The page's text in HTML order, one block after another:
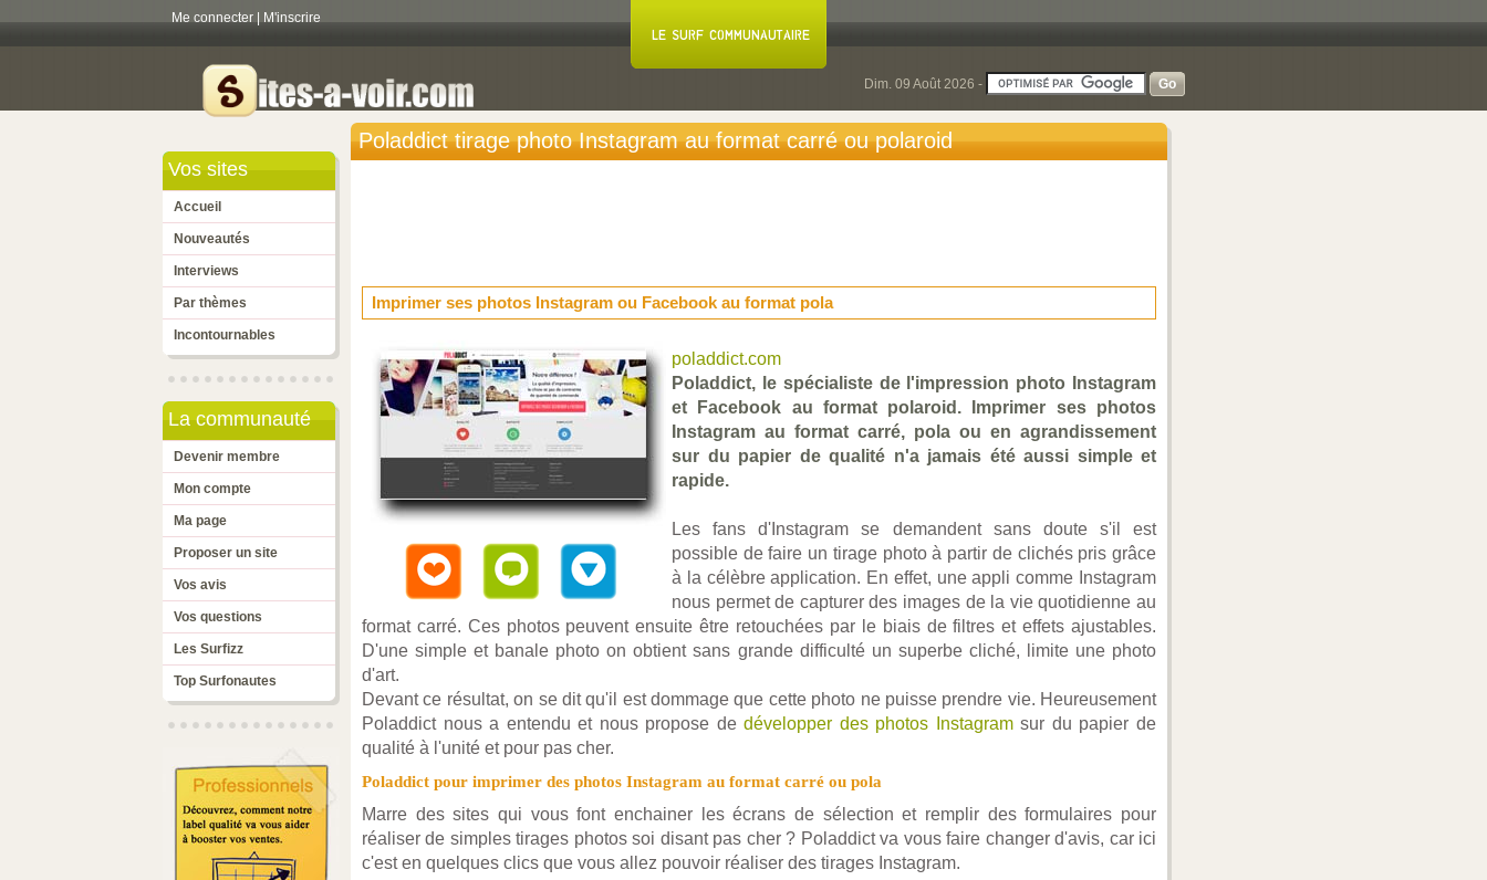
Me connecter M'inscrire
Dim. 09 Août 2026 -
Vos sites
Accueil
Nouveautés
Interviews
Par thèmes
Incontournables
La communauté
Devenir membre
Mon compte
Ma page
Proposer un site
Vos avis
Vos questions
Les Surfizz
Top Surfonautes
Poladdict tirage photo Instagram au format carré ou polaroid
Imprimer ses photos Instagram ou Facebook au format pola
poladdict.com
Poladdict, le spécialiste de l'impression photo Instagram
et Facebook au format polaroid. Imprimer ses photos
Instagram au format carré, pola ou en agrandissement
sur du papier de qualité n'a jamais été aussi simple et
rapide.
Les fans d'Instagram se demandent sans doute s'il est
possible de faire un tirage photo à partir de clichés pris grâce
à la célèbre application. En effet, une appli comme Instagram
nous permet de capturer des images de la vie quotidienne au
format carré. Ces photos peuvent ensuite être retouchées par le biais de filtres et effets ajustables.
D'une simple et banale photo on obtient sans grande difficulté un superbe cliché, limite une photo
d'art.
Devant ce résultat, on se dit qu'il est dommage que cette photo ne puisse prendre vie. Heureusement
Poladdict nous a entendu et nous propose dedévelopper des photos Instagramsur du papier de
qualité à l'unité et pour pas cher.
Poladdict pour imprimer des photos Instagram au format carré ou pola
Marre des sites qui vous font enchainer les écrans de sélection et remplir des formulaires pour
réaliser de simples tirages photos soi disant pas cher ? Poladdict va vous faire changer d'avis, car ici
c'est en quelques clics que vous allez pouvoir réaliser des tirages Instagram.